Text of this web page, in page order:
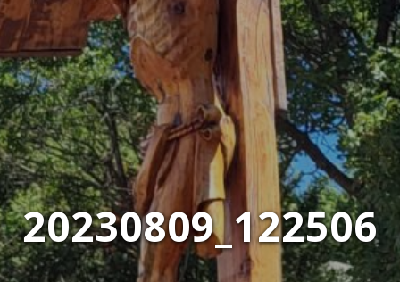
20230809_122506